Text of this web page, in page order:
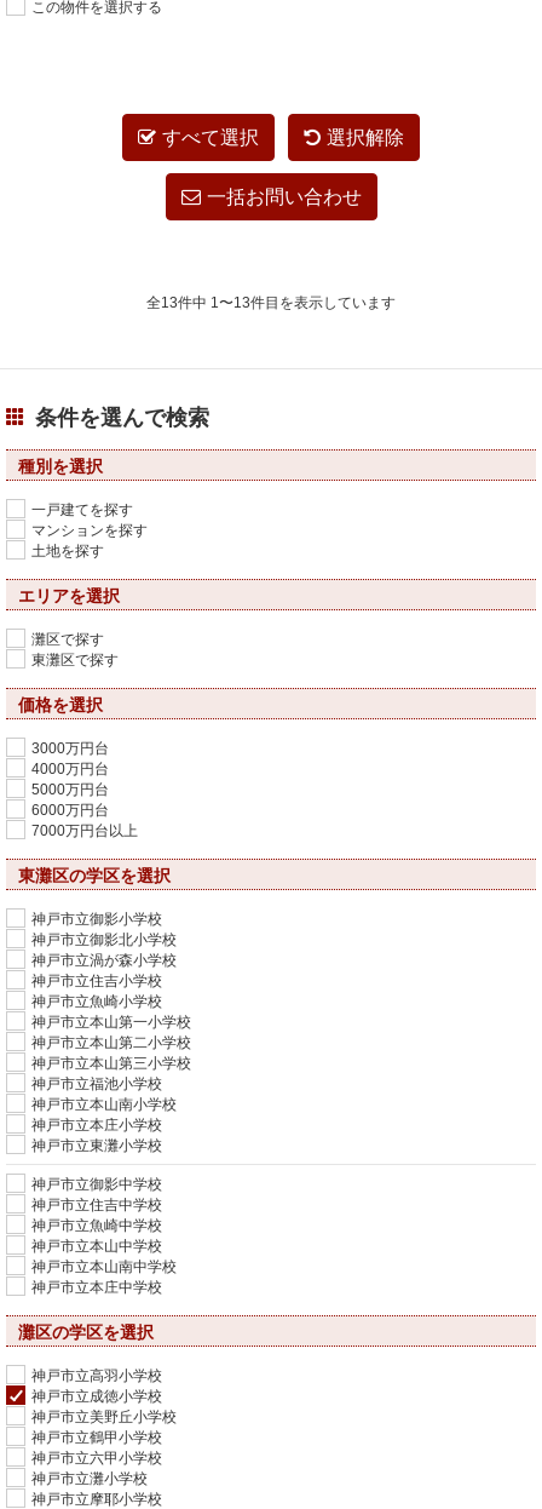
この物件を選択する
すべて選択 選択解除
一括お問い合わせ
全13件中 1〜13件目を表示しています
条件を選んで検索
種別を選択
一戸建てを探す
マンションを探す
土地を探す
エリアを選択
灘区で探す
東灘区で探す
価格を選択
3000万円台
4000万円台
5000万円台
6000万円台
7000万円台以上
東灘区の学区を選択
神戸市立御影小学校
神戸市立御影北小学校
神戸市立渦が森小学校
神戸市立住吉小学校
神戸市立魚崎小学校
神戸市立本山第一小学校
神戸市立本山第二小学校
神戸市立本山第三小学校
神戸市立福池小学校
神戸市立本山南小学校
神戸市立本庄小学校
神戸市立東灘小学校
神戸市立御影中学校
神戸市立住吉中学校
神戸市立魚崎中学校
神戸市立本山中学校
神戸市立本山南中学校
神戸市立本庄中学校
灘区の学区を選択
神戸市立高羽小学校
神戸市立成徳小学校
神戸市立美野丘小学校
神戸市立鶴甲小学校
神戸市立六甲小学校
神戸市立灘小学校
神戸市立摩耶小学校